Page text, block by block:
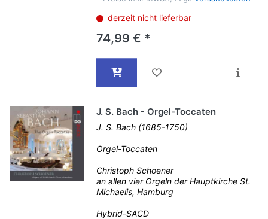
derzeit nicht lieferbar
74,99 € *
J. S. Bach - Orgel-Toccaten
J. S. Bach (1685-1750)
Orgel-Toccaten
Christoph Schoener
an allen vier Orgeln der Hauptkirche St.
Michaelis, Hamburg
Hybrid-SACD